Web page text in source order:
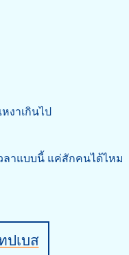
งาเกินไป
ลาแบบนี้ แค่สักคนได้ไหม
ปเบส